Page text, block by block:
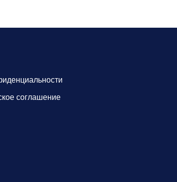
соглашение